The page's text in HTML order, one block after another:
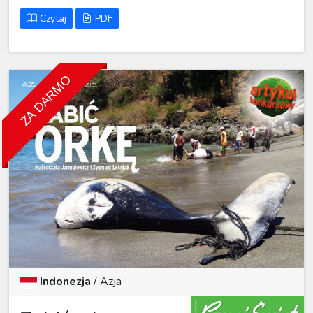
Czytaj PDF
ZA DARMO
Indonezja/ Azja